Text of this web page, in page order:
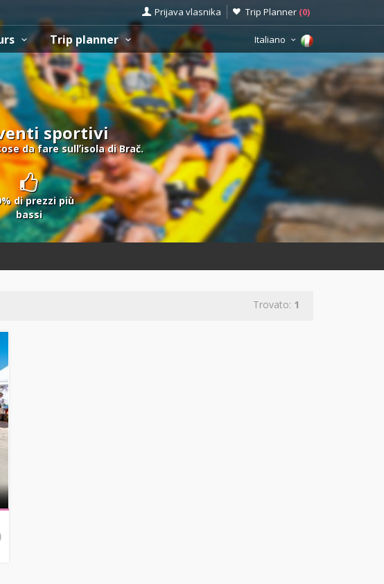
Prijava vlasnika Trip Planner (0)
Trip planner Italiano
sportivi
da fare sullʼisola di Brač.
di prezzi più
bassi
Trovato: 1